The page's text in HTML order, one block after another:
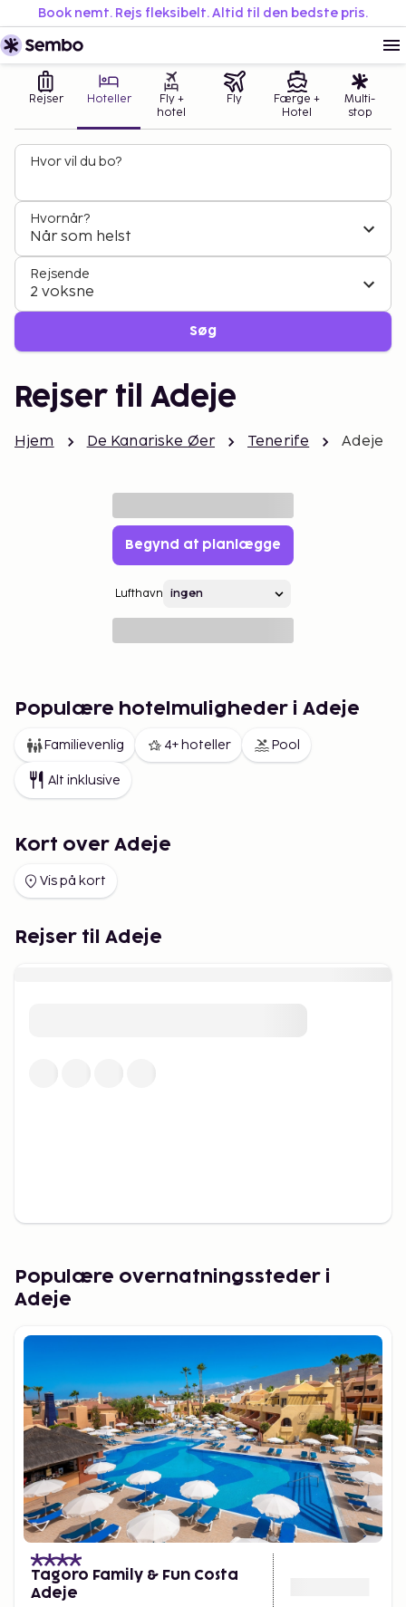
Book nemt. Rejs fleksibelt. Altid til den bedste pris.
Rejser Hoteller
Fly +
hotel
Fly
Færge +
Hotel
Multi-
stop
Hvor vil du bo?
Hvornår?
Når som helst
Rejsende
2 voksne
Søg
Rejser til Adeje
Hjem De Kanariske Øer Tenerife Adeje
Begynd at planlægge
Lufthavn
Populære hotelmuligheder i Adeje
Familievenlig 4+ hoteller Pool
Alt inklusive
Kort over Adeje
Vis på kort
Rejser til Adeje
Populære overnatningssteder i
Adeje
Tagoro Family & Fun Costa
Adeje